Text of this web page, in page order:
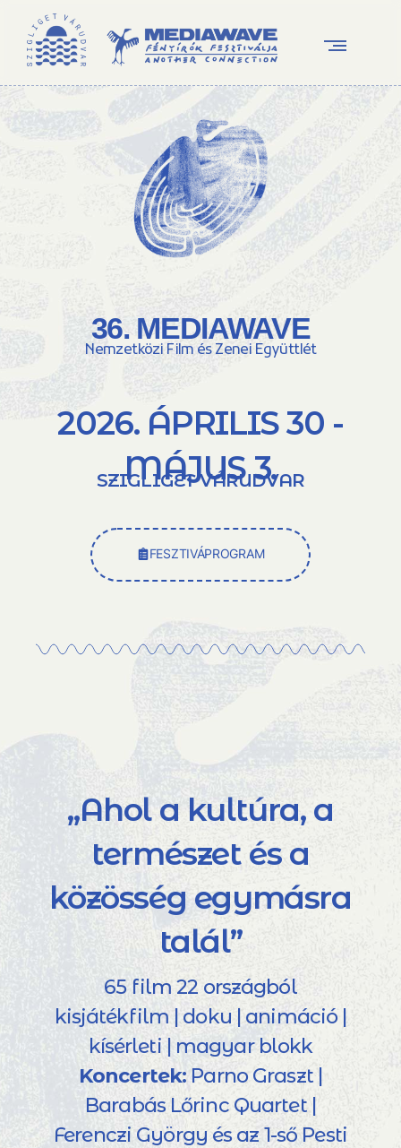
36. MEDIAWAVE
Nemzetközi Film és Zenei Együttlét
2026. ÁPRILIS 30 -
MÁJUS 3.
SZIGLIGET VÁRUDVAR
FESZTIVÁPROGRAM
„Ahol a kultúra, a
természet és a
közösség egymásra
talál”
65 film 22 országból
kisjátékfilm | doku | animáció |
kísérleti | magyar blokk
Koncertek: Parno Graszt |
Barabás Lőrinc Quartet |
Ferenczi György és az 1-ső Pesti